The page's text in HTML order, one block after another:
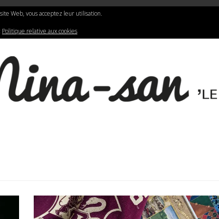
LIFESTYLE GRAPHIC DESIGN
Web, vous acceptez leur utilisation.
Politique relative aux cookies